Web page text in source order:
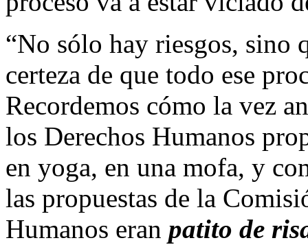
“No sólo hay riesgos, sino
certeza de que todo ese
Recordemos cómo la vez
los Derechos Humanos
en yoga, en una mofa, y
las propuestas de la
Humanos eran patito de